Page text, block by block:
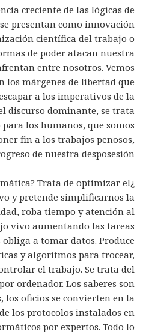
creciente de las lógicas de
presentan como innovación
científica del trabajo o
de poder atacan nuestra
entre nosotros. Vemos
los márgenes de libertad que
a los imperativos de la
discurso dominante, se trata
para los humanos, que somos
fin a los trabajos penosos,
de nuestra desposesión.
Trata de optimizar el
y pretende simplificarnos la
roba tiempo y atención al
vivo aumentando las tareas
a tomar datos. Produce
y algoritmos para trocear,
el trabajo. Se trata del
ordenador. Los saberes son
los oficios se convierten en la
los protocolos instalados en
por expertos. Todo lo